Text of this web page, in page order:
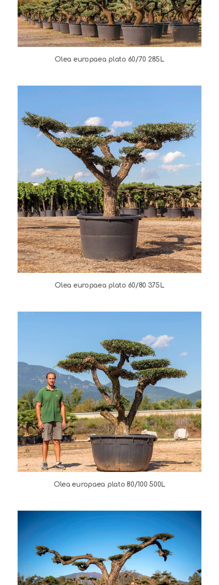
Olea europaea plato 60/70 285L
Olea europaea plato 60/80 375L
Olea europaea plato 80/100 500L